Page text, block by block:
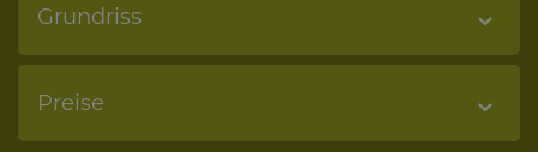
Grundriss
Preise